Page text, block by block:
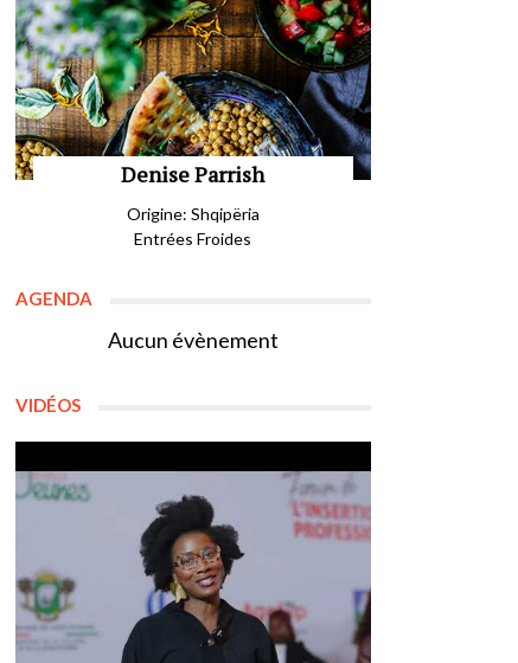
Denise Parrish
Origine: Shqipëria
Entrées Froides
AGENDA
Aucun évènement
VIDÉOS